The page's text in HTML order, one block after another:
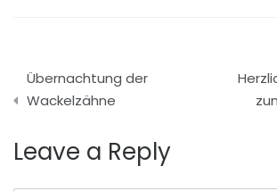
Beitragsnavigation
Übernachtung der
Wackelzähne
Leave a Reply